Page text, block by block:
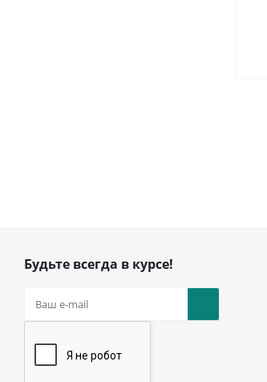
Будьте всегда в курсе!